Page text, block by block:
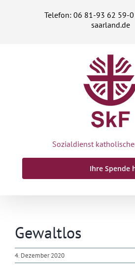
Telefon: 06 81-93 62 59-0
saarland.de
Sozialdienst
Ihre Spende
Gewaltlos
4. Dezember 2020